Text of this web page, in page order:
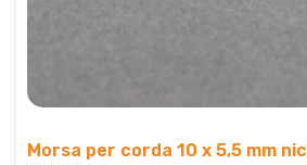
Morsa per corda 10 x 5,5 mm